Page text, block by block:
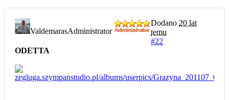
ValdemarasAdministrator
Dodano 20 lat
temu
#22
ODETTA